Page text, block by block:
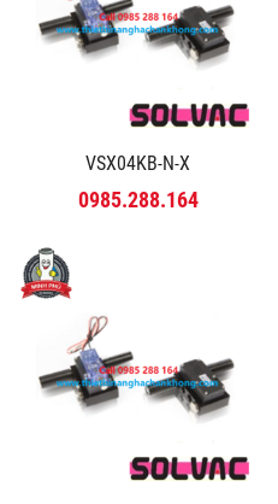
VSX04KB-N-X
0985.288.164